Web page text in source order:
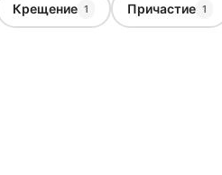
Крещение 1 Причастие 1